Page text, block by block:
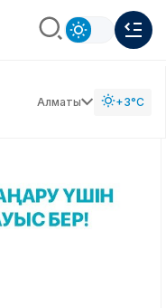
Алматы +3°C